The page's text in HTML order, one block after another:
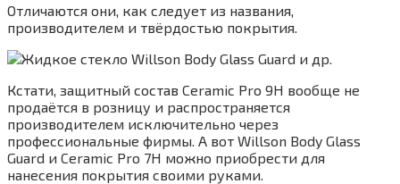
Отличаются они, как следует из названия,
производителем и твёрдостью покрытия.
Кстати, защитный состав Ceramic Pro 9H вообще не
продаётся в розницу и распространяется
производителем исключительно через
профессиональные фирмы. А вот Willson Body Glass
Guard и Ceramic Pro 7H можно приобрести для
нанесения покрытия своими руками.